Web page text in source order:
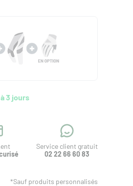
3 jours
Service client gratuit
02 22 66 60 83
*Sauf produits personnalisés